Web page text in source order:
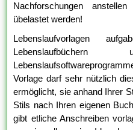
Nachforschungen
übelastet werden!
Lebenslaufvorlagen
Vorlage darf sehr nützlich
ermöglicht, sie anhand Ihrer
Stils nach Ihren eigenen
gibt etliche Anschreiben